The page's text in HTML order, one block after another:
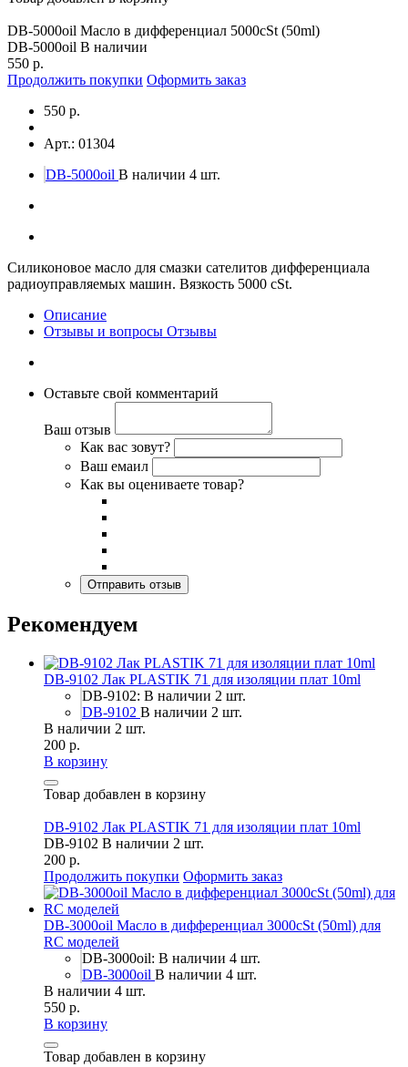
DB-5000oil Масло в дифференциал 5000cSt (50ml)
DB-5000oil В наличии
550 р.
Продолжить покупки Оформить заказ
550 р.
Арт.: 01304
DB-5000oil В наличии 4 шт.
Силиконовое масло для смазки сателитов дифференциала
радиоуправляемых машин. Вязкость 5000 cSt.
Описание
Отзывы и вопросы Отзывы
Оставьте свой комментарий
Ваш отзыв
Как вас зовут?
Ваш емаил
Как вы оцениваете товар?
Рекомендуем
DB-9102 Лак PLASTIK 71 для изоляции плат 10ml
DB-9102: В наличии 2 шт.
DB-9102 В наличии 2 шт.
В наличии 2 шт.
200 р.
В корзину
Товар добавлен в корзину
DB-9102 Лак PLASTIK 71 для изоляции плат 10ml
DB-9102 В наличии 2 шт.
200 р.
Продолжить покупки Оформить заказ
DB-3000oil Масло в дифференциал 3000cSt (50ml) для
RC моделей
DB-3000oil: В наличии 4 шт.
DB-3000oil В наличии 4 шт.
В наличии 4 шт.
550 р.
В корзину
Товар добавлен в корзину